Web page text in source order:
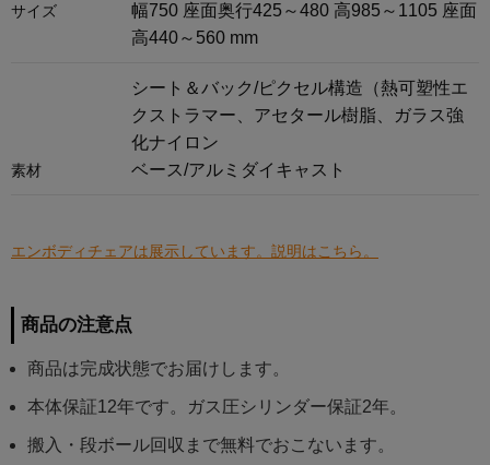
サイズ
幅750 座面奥行425～480 高985～1105 座面
高440～560 mm
素材
シート＆バック/ピクセル構造（熱可塑性エ
クストラマー、アセタール樹脂、ガラス強
化ナイロン
ベース/アルミダイキャスト
エンボディチェアは展示しています。説明はこちら。
商品の注意点
商品は完成状態でお届けします。
本体保証12年です。ガス圧シリンダー保証2年。
搬入・段ボール回収まで無料でおこないます。